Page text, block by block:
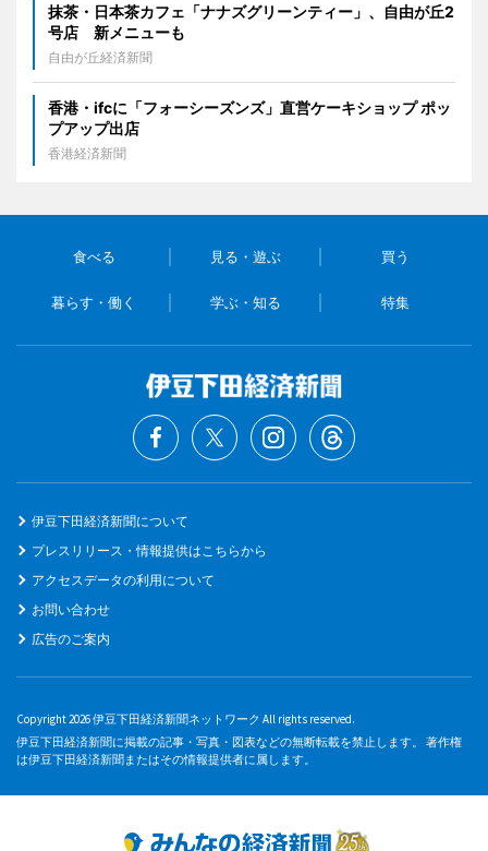
抹茶・日本茶カフェ「ナナズグリーンティー」、自由が丘2
号店 新メニューも
自由が丘経済新聞
香港・ifcに「フォーシーズンズ」直営ケーキショップ ポッ
プアップ出店
香港経済新聞
食べる 見る・遊ぶ 買う
暮らす・働く 学ぶ・知る 特集
伊豆下田経済新聞について
プレスリリース・情報提供はこちらから
アクセスデータの利用について
お問い合わせ
広告のご案内
Copyright 2026 伊豆下田経済新聞ネットワーク All rights reserved.
伊豆下田経済新聞に掲載の記事・写真・図表などの無断転載を禁止します。 著作権
は伊豆下田経済新聞またはその情報提供者に属します。